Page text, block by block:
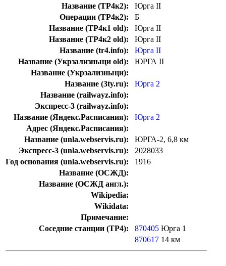
Название (ТР4к2):
Юрга II
Операции (ТР4к2):
Б
Название (ТР4к1 old):
Юрга II
Название (ТР4к2 old):
Юрга II
Название (tr4.info):
Юрга II
Название (Укрзализныци old):
ЮРГА II
Название (Укрзализныци):
Название (3ty.ru):
Юрга 2
Название (railwayz.info):
Экспресс-3 (railwayz.info):
Название (Яндекс.Расписания):
Юрга 2
Адрес (Яндекс.Расписания):
Название (unla.webservis.ru):
ЮРГА-2, 6,8 км
Экспресс-3 (unla.webservis.ru):
2028033
Год основания (unla.webservis.ru):
1916
Название (ОСЖД):
Название (ОСЖД англ.):
Wikipedia:
Wikidata:
Примечание:
Соседние станции (ТР4):
870405 Юрга 1
870617 14 км